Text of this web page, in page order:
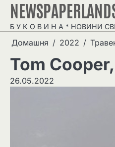
Перейти
вмісту
Б У К О В И Н А * НОВИНИ
Домашня 2022
Tom
26.05.2022